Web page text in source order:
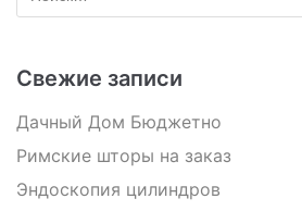
Свежие записи
Дачный Дом Бюджетно
Римские шторы на заказ
Эндоскопия цилиндров